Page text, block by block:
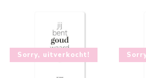
Sorry, uitverkocht!